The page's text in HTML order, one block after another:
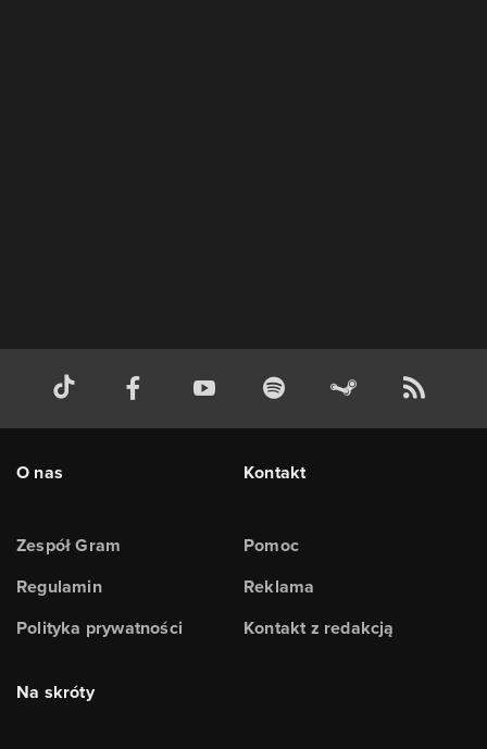
O nas
Zespół Gram
Regulamin
Polityka prywatności
Kontakt
Pomoc
Reklama
Kontakt z redakcją
Na skróty